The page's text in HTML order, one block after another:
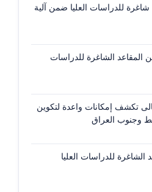
للدراسات العليا ضمن آلية
المقاعد الشاغرة للدراسات
تكشف إمكانات واعدة لتكوين
وجنوب العراق
الشاغرة للدراسات العليا